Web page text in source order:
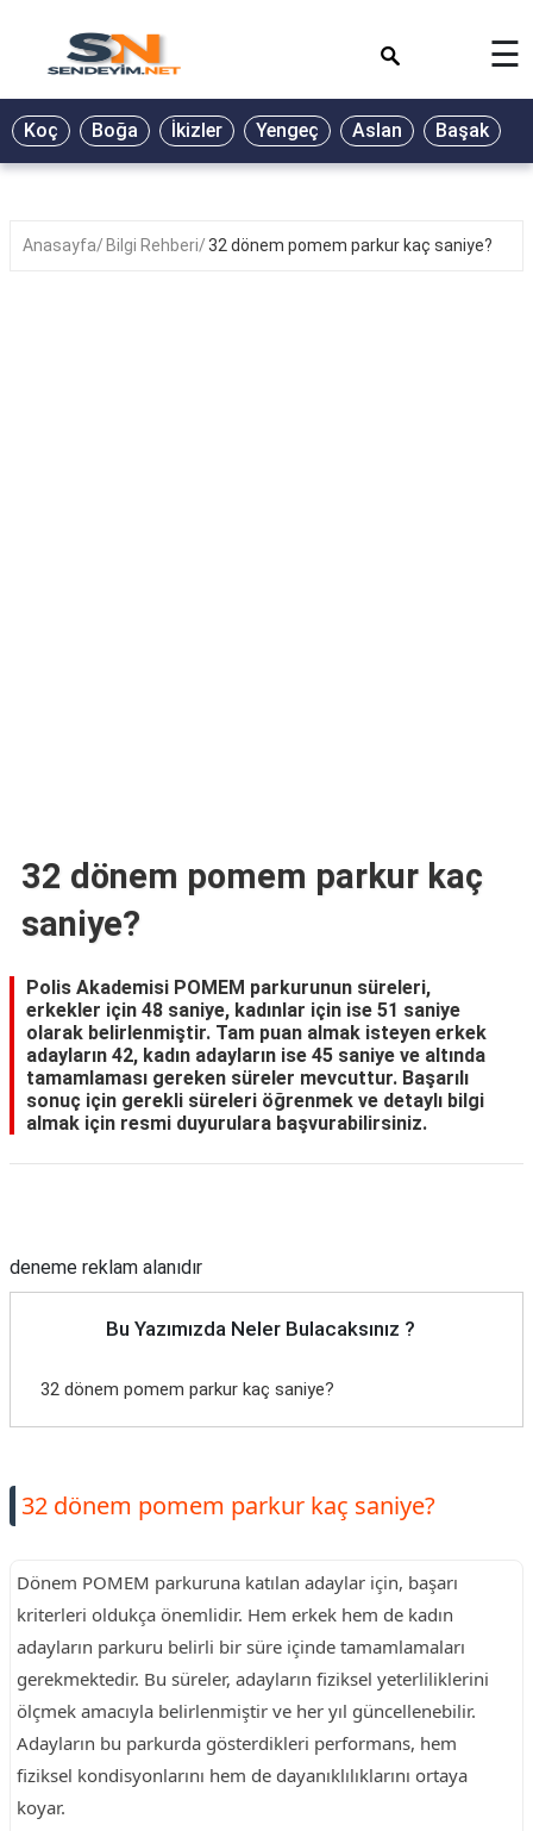
BİYOGRAFİ
GALERİ
☰
Koç Boğa İkizler Yengeç Aslan Başak
Anasayfa Bilgi Rehberi 32 dönem pomem parkur kaç saniye?
32 dönem pomem parkur kaç
saniye?
Polis Akademisi POMEM parkurunun süreleri,
erkekler için 48 saniye, kadınlar için ise 51 saniye
olarak belirlenmiştir. Tam puan almak isteyen erkek
adayların 42, kadın adayların ise 45 saniye ve altında
tamamlaması gereken süreler mevcuttur. Başarılı
sonuç için gerekli süreleri öğrenmek ve detaylı bilgi
almak için resmi duyurulara başvurabilirsiniz.
deneme reklam alanıdır
Bu Yazımızda Neler Bulacaksınız ?
32 dönem pomem parkur kaç saniye?
32 dönem pomem parkur kaç saniye?
Dönem POMEM parkuruna katılan adaylar için, başarı
kriterleri oldukça önemlidir. Hem erkek hem de kadın
adayların parkuru belirli bir süre içinde tamamlamaları
gerekmektedir. Bu süreler, adayların fiziksel yeterliliklerini
ölçmek amacıyla belirlenmiştir ve her yıl güncellenebilir.
Adayların bu parkurda gösterdikleri performans, hem
fiziksel kondisyonlarını hem de dayanıklılıklarını ortaya
koyar.